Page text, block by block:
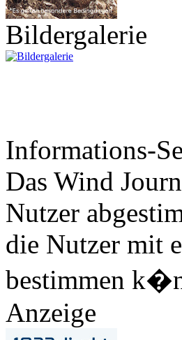
Bildergalerie
Informations-
Das Wind
Nutzer
die Nutzer mit
bestimmen
Anzeige